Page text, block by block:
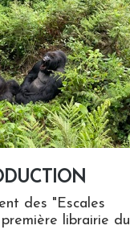
des "Escales
librairie du